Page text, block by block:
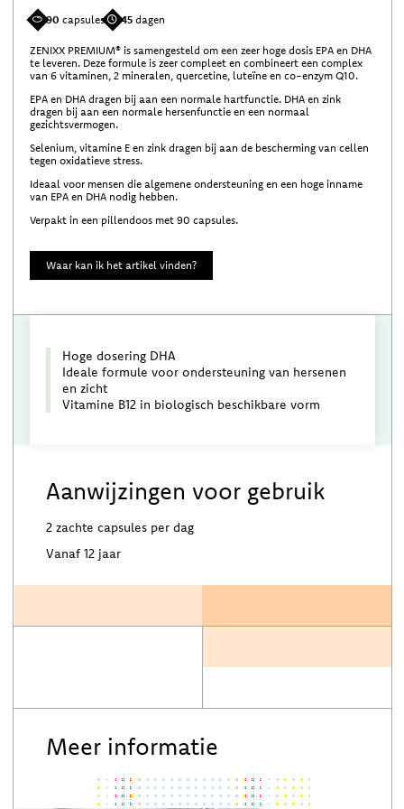
90 capsules 45dagen
ZENIXX PREMIUM® is samengesteld om een zeer hoge dosis EPA en DHA
te leveren. Deze formule is zeer compleet en combineert een complex
van 6 vitaminen, 2 mineralen, quercetine, luteïne en co-enzym Q10.
EPA en DHA dragen bij aan een normale hartfunctie. DHA en zink
dragen bij aan een normale hersenfunctie en een normaal
gezichtsvermogen.
Selenium, vitamine E en zink dragen bij aan de bescherming van cellen
tegen oxidatieve stress.
Ideaal voor mensen die algemene ondersteuning en een hoge inname
van EPA en DHA nodig hebben.
Verpakt in een pillendoos met 90 capsules.
Waar kan ik het artikel vinden?
Hoge dosering DHA
Ideale formule voor ondersteuning van hersenen
en zicht
Vitamine B12 in biologisch beschikbare vorm
Aanwijzingen voor gebruik
2 zachte capsules per dag
Vanaf 12 jaar
Meer informatie